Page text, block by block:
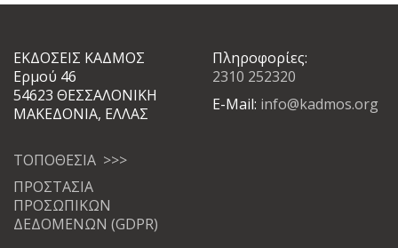
ΕΚΔΟΣΕΙΣ ΚΑΔΜΟΣ
Ερμού 46
54623 ΘΕΣΣΑΛΟΝΙΚΗ
ΜΑΚΕΔΟΝΙΑ, ΕΛΛΑΣ
ΤΟΠΟΘΕΣΙΑ >>>
ΠΡΟΣΤΑΣΙΑ
ΠΡΟΣΩΠΙΚΩΝ
ΔΕΔΟΜΕΝΩΝ (GDPR)
Πληροφορίες:
2310 252320
E-Mail: info@kadmos.org